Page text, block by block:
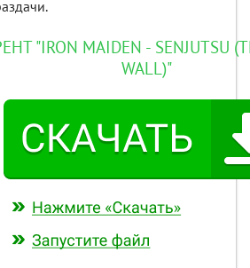
"IRON MAIDEN - SENJUTSU
WALL)"